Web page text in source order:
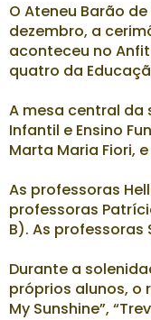
O Ateneu Barão
dezembro, a
aconteceu no
quatro da
A mesa central da
Infantil e Ensino
Marta Maria Fiori,
As professoras
professoras
B). As
Durante a
próprios alunos, o
My Sunshine”,